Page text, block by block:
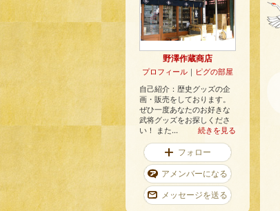
野澤作蔵商店
プロフィール ｜ ピグの部屋
自己紹介：歴史グッズの企
画・販売をしております。
ぜひ一度あなたのお好きな
武将グッズをお探しくださ
い！ また...
続きを見る
フォロー
アメンバーになる
メッセージを送る